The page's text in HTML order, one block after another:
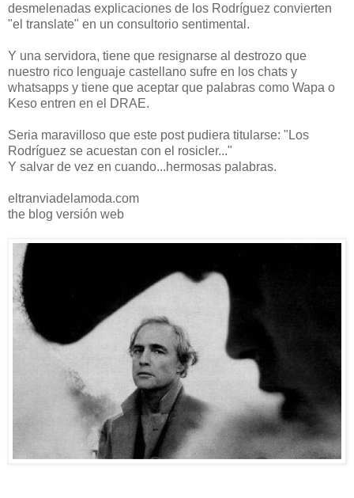
desmelenadas explicaciones de los Rodríguez convierten
"el translate" en un consultorio sentimental.
Y una servidora, tiene que resignarse al destrozo que
nuestro rico lenguaje castellano sufre en los chats y
whatsapps y tiene que aceptar que palabras como Wapa o
Keso entren en el DRAE.
Seria maravilloso que este post pudiera titularse: "Los
Rodríguez se acuestan con el rosicler..."
Y salvar de vez en cuando...hermosas palabras.
eltranviadelamoda.com
the blog versión web